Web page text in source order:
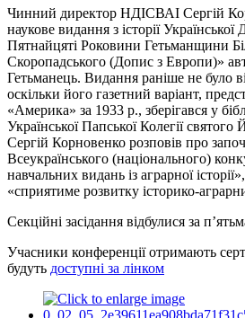
Чинний директор НДІСВАІ Сергій
наукове видання з історії
Пятнайцяті Роковини Гетьманщини
Скоропадського (Допис з Европи)»
Гетьманець. Видання раніше не було
оскільки його газетний варіант,
«Америка» за 1933 р., зберігався у
Української Папської Колегії
Сергій Корновенко розповів про
Всеукраїнського (національного)
навчальних видань із аграрної
«сприятиме розвитку історико-
Секційні засідання відбулися за
Учасники конференції отримають
будуть доступні за лінком